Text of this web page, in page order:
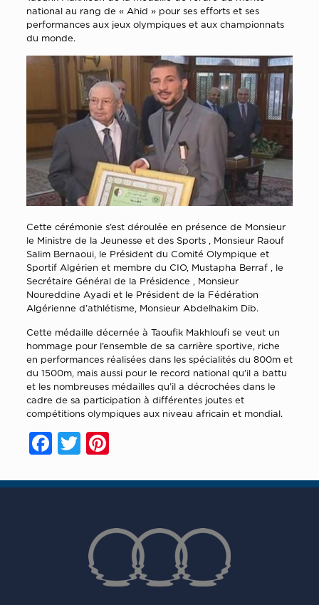
national au rang de « Ahid » pour ses efforts et ses
performances aux jeux olympiques et aux championnats
du monde.
Cette cérémonie s’est déroulée en présence de Monsieur
le Ministre de la Jeunesse et des Sports , Monsieur Raouf
Salim Bernaoui, le Président du Comité Olympique et
Sportif Algérien et membre du CIO, Mustapha Berraf , le
Secrétaire Général de la Présidence , Monsieur
Noureddine Ayadi et le Président de la Fédération
Algérienne d’athlétisme, Monsieur Abdelhakim Dib.
Cette médaille décernée à Taoufik Makhloufi se veut un
hommage pour l’ensemble de sa carrière sportive, riche
en performances réalisées dans les spécialités du 800m et
du 1500m, mais aussi pour le record national qu’il a battu
et les nombreuses médailles qu’il a décrochées dans le
cadre de sa participation à différentes joutes et
compétitions olympiques aux niveau africain et mondial.
Facebook
TwitterPinterest